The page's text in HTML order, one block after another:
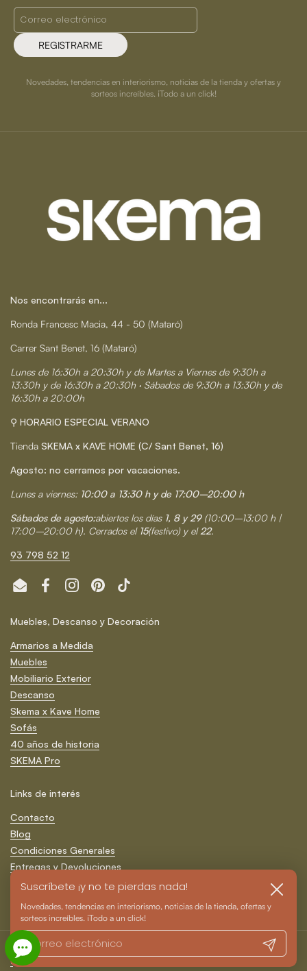
REGISTRARME
Novedades, tendencias en interiorismo, noticias de la tienda y ofertas y
sorteos increíbles. ¡Todo a un click!
Nos encontrarás en...
Ronda Francesc Macia, 44 - 50 (Mataró)
Carrer Sant Benet, 16 (Mataró)
Lunes de 16:30h a 20:30h y de Martes a Viernes de 9:30h a
13:30h y de 16:30h a 20:30h · Sábados de 9:30h a 13:30h y de
16:30h a 20:00h
⚲ HORARIO ESPECIAL VERANO
Tienda SKEMA x KAVE HOME (C/ Sant Benet, 16)
Agosto: no cerramos por vacaciones.
Lunes a viernes: 10:00 a 13:30 h y de 17:00–20:00 h
Sábados de agosto:abiertos los días 1, 8 y 29 (10:00–13:00 h |
17:00–20:00 h). Cerrados el 15(festivo) y el22.
93 798 52 12
Email FacebookInstagramPinterestTikTok
Muebles, Descanso y Decoración
Armarios a Medida
Muebles
Mobiliario Exterior
Descanso
Skema x Kave Home
Sofás
40 años de historia
SKEMA Pro
Links de interés
Contacto
Blog
Condiciones Generales
Entregas y Devoluciones
Formas de Pago
Derechos de autor © 2026
.
Suscríbete ¡y no te pierdas nada!
Novedades, tendencias en interiorismo, noticias de la tienda, ofertas y
sorteos increíbles. ¡Todo a un click!
Registrarme
Cerrar